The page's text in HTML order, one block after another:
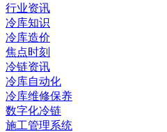
行业资讯
冷库知识
冷库造价
焦点时刻
冷链资讯
冷库自动化
冷库维修保养
数字化冷链
施工管理系统